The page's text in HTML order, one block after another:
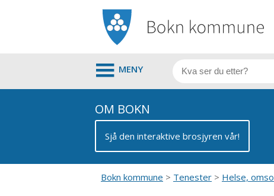
MENY
OM BOKN
Sjå den interaktive brosjyren vår!
Bokn kommune Tenester Helse,